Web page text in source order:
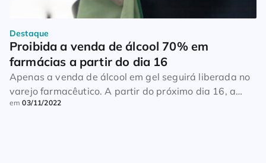
Destaque
Proibida a venda de álcool 70% em
farmácias a partir do dia 16
Apenas a venda de álcool em gel seguirá liberada no
varejo farmacêutico. A partir do próximo dia 16, a
venda da versão líquida do álcool 70% em farmácias
em03/11/2022